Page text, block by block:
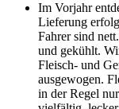
Im Vorjahr
Lieferung
Fahrer sind
und gekühlt.
Fleisch- und
ausgewogen.
in der Regel